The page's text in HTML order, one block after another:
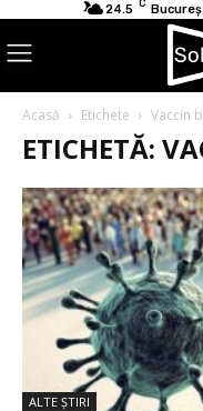
24.5 C
Acasă Etichete Vaccin
ETICHETĂ:
ALTE ŞTIRI